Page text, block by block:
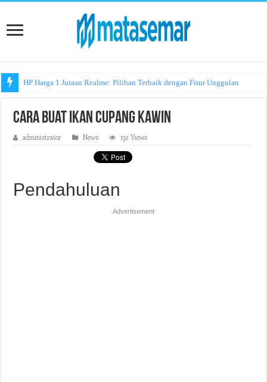
HP Harga 1 Jutaan Realme: Pilihan Terbaik dengan Fitur Unggulan
Cara Buat Ikan Cupang Kawin
administrator News 132 Views
Pendahuluan
Advertisement